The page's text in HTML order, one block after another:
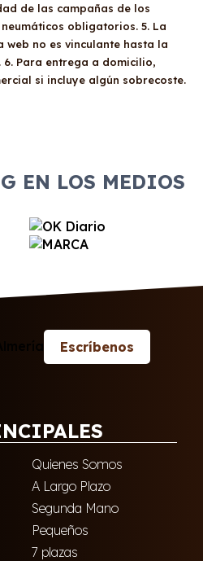
de las campañas de los
obligatorios. 5. La
no es vinculante hasta la
Para entrega a domicilio,
si incluye algún sobrecoste.
EN LOS MEDIOS
Escríbenos
Quienes Somos
A Largo Plazo
Segunda Mano
Pequeños
7 plazas